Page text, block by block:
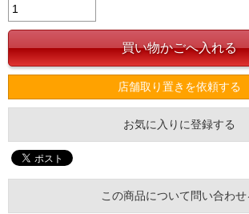
店舗取り置きを依頼する
お気に入りに登録する
この商品について問い合わせ